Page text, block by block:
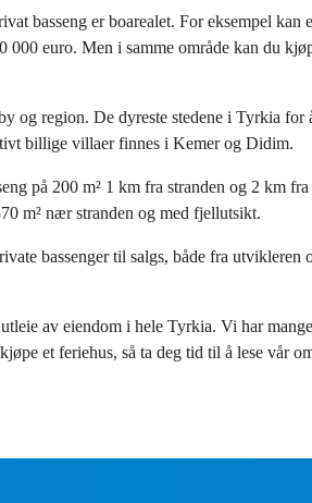
basseng er boarealet. For eksempel
euro. Men i samme område kan du
og region. De dyreste stedene i Tyrkia
billige villaer finnes i Kemer og Didim.
på 200 m² 1 km fra stranden og 2 km
m² nær stranden og med fjellutsikt.
bassenger til salgs, både fra
av eiendom i hele Tyrkia. Vi har
et feriehus, så ta deg tid til å lese vår